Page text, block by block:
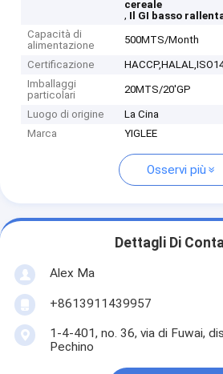
cereale
, Il GI basso
Capacità di
alimentazione
500MTS/Month
Certificazione
Imballaggi
particolari
20MTS/20'GP
Luogo di origine
La Cina
Marca
YIGLEE
Osservi più
Dettagli Di
Alex Ma
+8613911439957
1-4-401, no. 36, via di Fuwai,
Pechino